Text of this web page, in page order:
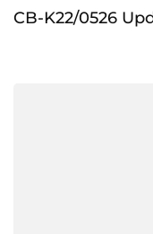
CB-K22/0526